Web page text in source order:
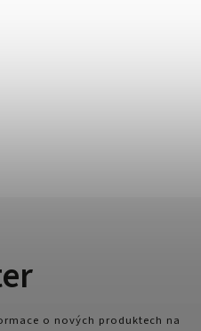
o nových produktech na